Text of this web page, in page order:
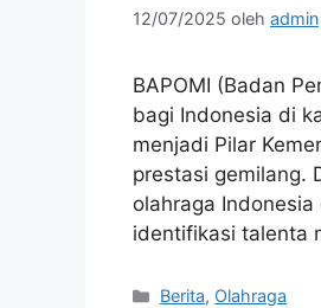
12/07/2025 oleh admin
BAPOMI (Badan
bagi Indonesia di
menjadi Pilar
prestasi gemilang.
olahraga
identifikasi talenta
Kategori
Berita, Olahraga